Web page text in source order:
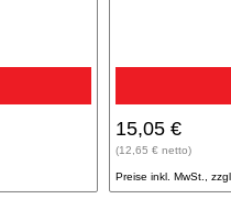
15,05 €
(12,65 € netto)
Preise inkl. MwSt.,